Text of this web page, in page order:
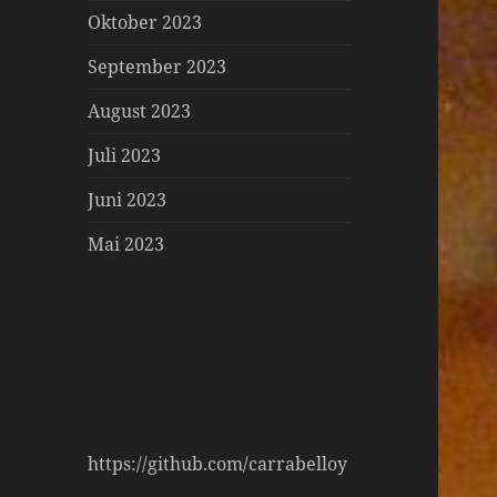
Oktober 2023
September 2023
August 2023
Juli 2023
Juni 2023
Mai 2023
https://github.com/carrabelloy